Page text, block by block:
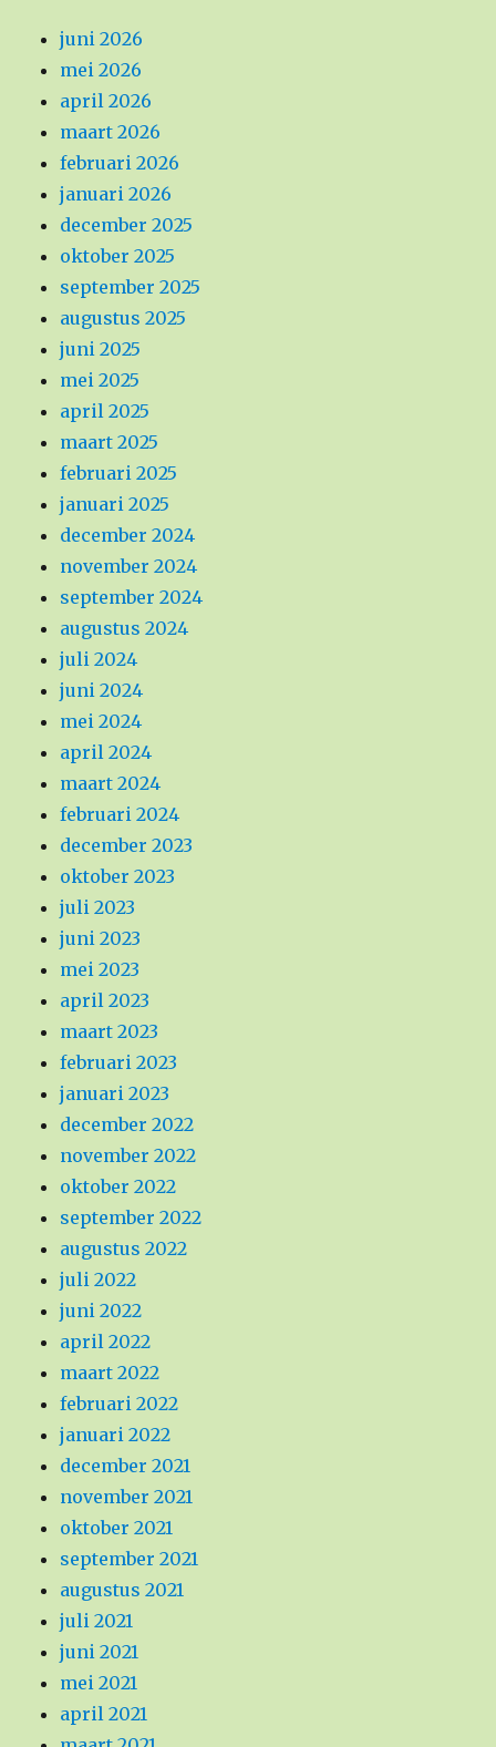
juni 2026
mei 2026
april 2026
maart 2026
februari 2026
januari 2026
december 2025
oktober 2025
september 2025
augustus 2025
juni 2025
mei 2025
april 2025
maart 2025
februari 2025
januari 2025
december 2024
november 2024
september 2024
augustus 2024
juli 2024
juni 2024
mei 2024
april 2024
maart 2024
februari 2024
december 2023
oktober 2023
juli 2023
juni 2023
mei 2023
april 2023
maart 2023
februari 2023
januari 2023
december 2022
november 2022
oktober 2022
september 2022
augustus 2022
juli 2022
juni 2022
april 2022
maart 2022
februari 2022
januari 2022
december 2021
november 2021
oktober 2021
september 2021
augustus 2021
juli 2021
juni 2021
mei 2021
april 2021